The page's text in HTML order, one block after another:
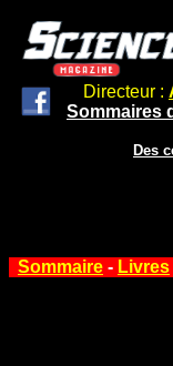
Directeur :
Sommaires
Des
Sommaire - Livres